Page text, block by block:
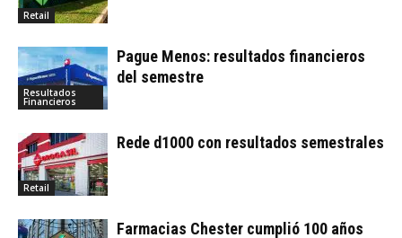
Retail
Resultados
Financieros
Pague Menos: resultados financieros
del semestre
Retail
Rede d1000 con resultados semestrales
Farmacias Chester cumplió 100 años